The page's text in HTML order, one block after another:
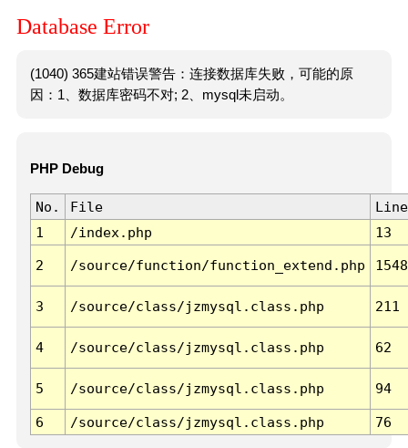
Database Error
(1040) 365建站错误警告：连接数据库失败，可能的原
因：1、数据库密码不对; 2、mysql未启动。
PHP Debug
No. File
Line
1
/index.php 13
2 /source/function/function_extend.php 1548
3 /source/class/jzmysql.class.php 211
4 /source/class/jzmysql.class.php 62
5 /source/class/jzmysql.class.php 94
6 /source/class/jzmysql.class.php 76